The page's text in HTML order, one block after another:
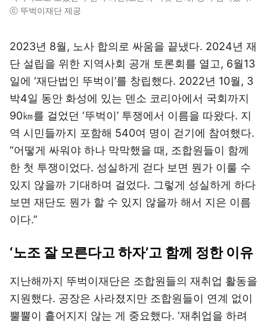
ⓒ 뚜벅이재단 제공
2023년 8월, 노사 합의로 싸움을 끝냈다. 2024년 재
단 설립을 위한 지역사회 공개 토론회를 열고, 6월13
일에 ‘재단법인 뚜벅이’를 창립했다. 2022년 10월, 3
박4일 동안 화성에 있는 덴소 코리아에서 국회까지
90㎞를 걸었던 ‘뚜벅이’ 투쟁에서 이름을 따왔다. 지
역 시민들까지 포함해 540여 명이 걷기에 참여했다.
“어떻게 싸워야 하나 막막했을 때, 조합원들이 함께
한 첫 투쟁이었다. 성실하게 걷다 보면 뭔가 이룰 수
있지 않을까 기대하며 걸었다. 그렇게 성실하게 하다
보면 재단도 뭔가 할 수 있지 않을까 해서 지은 이름
이다.”
‘노조 잘 모른다고 하자’고 함께 정한 이유
지난해까지 뚜벅이재단은 조합원들의 재취업 활동을
지원했다. 공장은 사라졌지만 조합원들이 연계 없이
뿔뿔이 흩어지지 않는 게 중요했다. ‘재취업을 하려